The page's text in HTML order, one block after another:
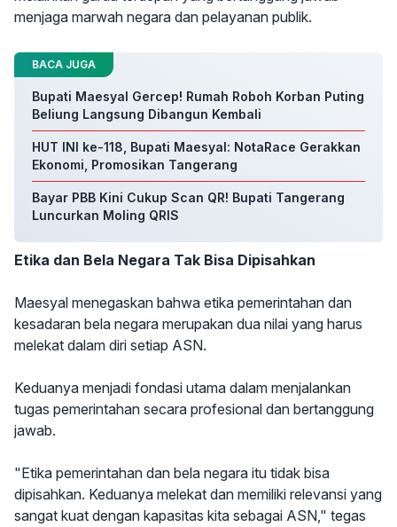
menjaga marwah negara dan pelayanan publik.
BACA JUGA
Bupati Maesyal Gercep! Rumah Roboh Korban Puting
Beliung Langsung Dibangun Kembali
HUT INI ke-118, Bupati Maesyal: NotaRace Gerakkan
Ekonomi, Promosikan Tangerang
Bayar PBB Kini Cukup Scan QR! Bupati Tangerang
Luncurkan Moling QRIS
Etika dan Bela Negara Tak Bisa Dipisahkan
Maesyal menegaskan bahwa etika pemerintahan dan
kesadaran bela negara merupakan dua nilai yang harus
melekat dalam diri setiap ASN.
Keduanya menjadi fondasi utama dalam menjalankan
tugas pemerintahan secara profesional dan bertanggung
jawab.
"Etika pemerintahan dan bela negara itu tidak bisa
dipisahkan. Keduanya melekat dan memiliki relevansi yang
sangat kuat dengan kapasitas kita sebagai ASN," tegas